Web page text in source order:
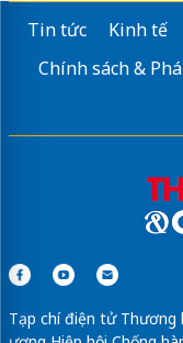
nhà ở xã hội thanh hà
Dự ánCeladon Tân Phú
dán phim cách nhiệt ô
Vinhomes
Sửa máy rửa bát bosch
Tin tức Kinh tế
Chính sách &
Tạp chí điện tử Thương